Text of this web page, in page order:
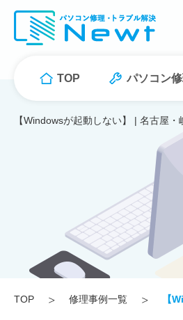
TOP パソコン
【Windowsが起動しない】 | 名古屋
TOP 修理事例一覧 【